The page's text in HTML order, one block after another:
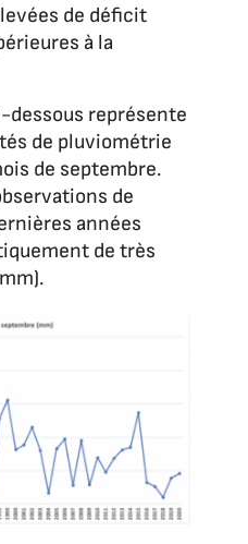
de déficit
à la
dessous représente
de pluviométrie
de septembre.
de
années
de très